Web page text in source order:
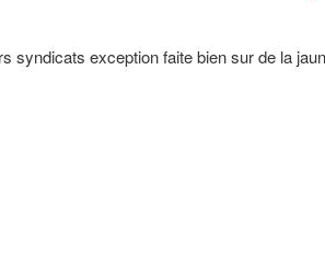
syndicats exception faite bien sur de la